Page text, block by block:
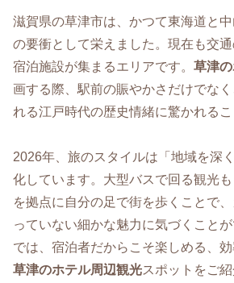
滋賀県の草津市は、かつて東海道と
の要衝として栄えました。現在も交
宿泊施設が集まるエリアです。 草津
画する際、駅前の賑やかさだけでな
れる江戸時代の歴史情緒に驚かれるこ
2026年、旅のスタイルは「地域を深
化しています。大型バスで回る観光
を拠点に自分の足で街を歩くことで
っていない細かな魅力に気づくこと
では、宿泊者だからこそ楽しめる、
草津のホテル周辺観光スポットをご紹